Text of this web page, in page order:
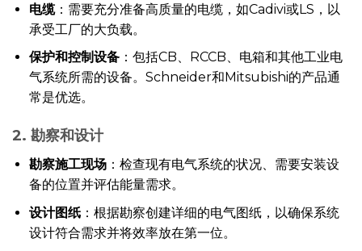
电缆：需要充分准备高质量的电缆，如Cadivi或LS，以
承受工厂的大负载。
保护和控制设备：包括CB、RCCB、电箱和其他工业电
气系统所需的设备。Schneider和Mitsubishi的产品通
常是优选。
2. 勘察和设计
勘察施工现场：检查现有电气系统的状况、需要安装设
备的位置并评估能量需求。
设计图纸：根据勘察创建详细的电气图纸，以确保系统
设计符合需求并将效率放在第一位。